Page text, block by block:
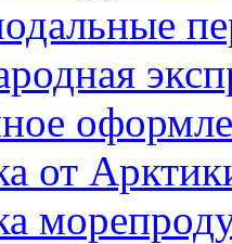
от